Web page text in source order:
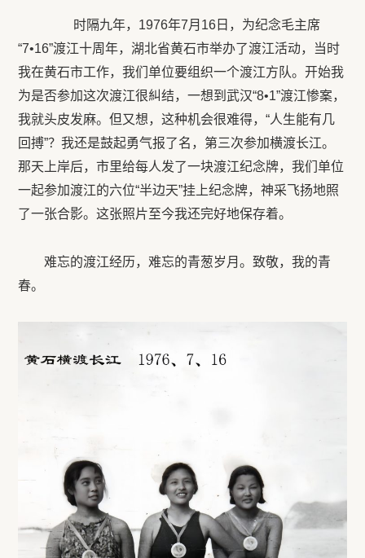
时隔九年， 1976年7月 16 日，为纪念毛主席
“7•16”渡江十周年，湖北省黄石市举办了渡江活动，当时
我在黄石市工作，我们单位要组织一个渡江方队。开始我
为是否参加这次渡江很糾结，一想到武汉“8•1”渡江惨案，
我就头皮发麻。但又想，这种机会很难得，“人生能有几
回搏”？我还是鼓起勇气报了名，第三次参加横渡长江。
那天上岸后，市里给每人发了一块渡江纪念牌，我们单位
一起参加渡江的六位“半边天”挂上纪念牌，神采飞扬地照
了一张合影。这张照片至今我还完好地保存着。
难忘的渡江经历，难忘的青葱岁月。致敬，我的青
春。